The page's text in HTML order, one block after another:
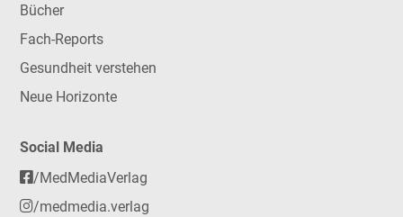
Bücher
Fach-Reports
Gesundheit verstehen
Neue Horizonte
Social Media
/MedMediaVerlag
/medmedia.verlag